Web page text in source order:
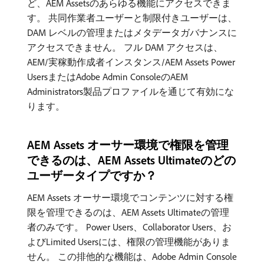
ど、AEM Assetsのあらゆる機能にアクセスできま
す。 共同作業者ユーザーと制限付きユーザーは、
DAM レベルの管理またはメタデータガバナンスに
アクセスできません。 フル DAM アクセスは、
AEM/実稼動作成者インスタンス/AEM Assets Power
UsersまたはAdobe Admin ConsoleのAEM
Administrators製品プロファイルを通じて有効にな
ります。
AEM Assets オーサー環境で権限を管理
できるのは、AEM Assets Ultimateのどの
ユーザータイプですか？
AEM Assets オーサー環境でコンテンツに対する権
限を管理できるのは、AEM Assets Ultimateの管理
者のみです。 Power Users、Collaborator Users、お
よびLimited Usersには、権限の管理機能がありま
せん。 この排他的な機能は、Adobe Admin Console